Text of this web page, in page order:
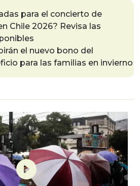
para el concierto de
Chile 2026? Revisa las
el nuevo bono del
para las familias en invierno